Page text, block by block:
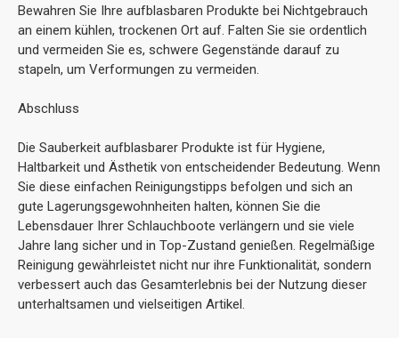
Bewahren Sie Ihre aufblasbaren Produkte bei Nichtgebrauch
an einem kühlen, trockenen Ort auf. Falten Sie sie ordentlich
und vermeiden Sie es, schwere Gegenstände darauf zu
stapeln, um Verformungen zu vermeiden.
Abschluss
Die Sauberkeit aufblasbarer Produkte ist für Hygiene,
Haltbarkeit und Ästhetik von entscheidender Bedeutung. Wenn
Sie diese einfachen Reinigungstipps befolgen und sich an
gute Lagerungsgewohnheiten halten, können Sie die
Lebensdauer Ihrer Schlauchboote verlängern und sie viele
Jahre lang sicher und in Top-Zustand genießen. Regelmäßige
Reinigung gewährleistet nicht nur ihre Funktionalität, sondern
verbessert auch das Gesamterlebnis bei der Nutzung dieser
unterhaltsamen und vielseitigen Artikel.